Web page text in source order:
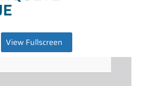
View Fullscreen